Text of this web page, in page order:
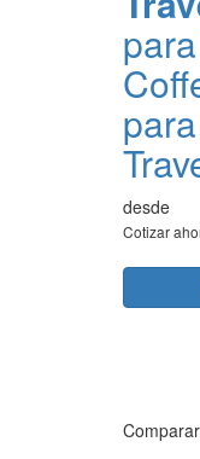
desde
Cotizar
Comparar